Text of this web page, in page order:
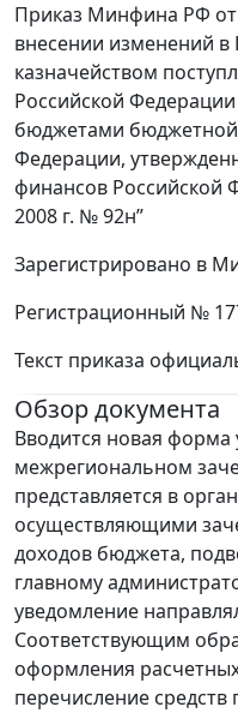
Приказ Минфина РФ
внесении изменений
казначейством
Российской
бюджетами
Федерации,
финансов Российской
2008 г. № 92н”
Зарегистрировано в
Регистрационный №
Текст приказа
Обзор документа
Вводится новая форма
межрегиональном
представляется в
осуществляющими
доходов бюджета,
главному
уведомление
Соответствующим
оформления
перечисление средств